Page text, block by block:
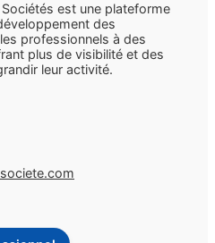
est une plateforme
des
professionnels à des
plus de visibilité et des
leur activité.